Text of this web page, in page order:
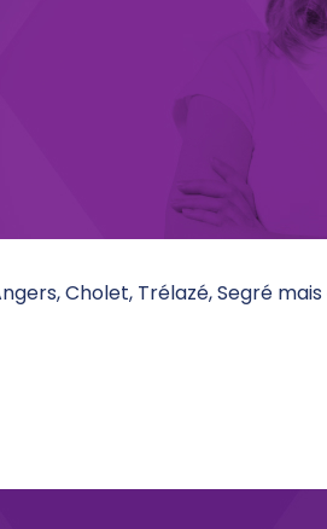
Cholet, Trélazé, Segré